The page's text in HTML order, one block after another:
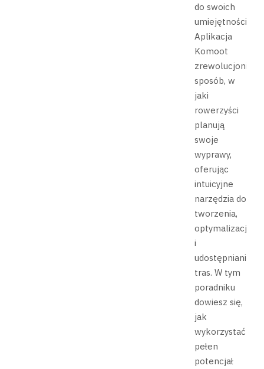
do swoich
umiejętności.
Aplikacja
Komoot
sposób, w
jaki
rowerzyści
planują
swoje
wyprawy,
oferując
intuicyjne
narzędzia do
tworzenia,
optymalizacji
i
udostępniania
tras. W tym
poradniku
dowiesz się,
jak
wykorzystać
pełen
potencjał